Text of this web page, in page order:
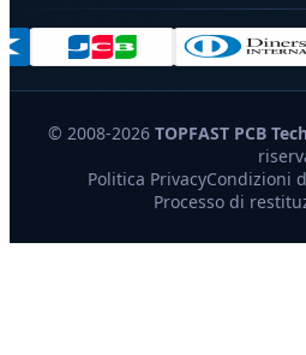
© 2008-2026 TOPFAST PCB
Politica PrivacyCondizioni
Processo di